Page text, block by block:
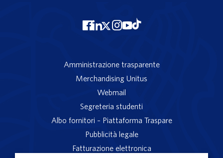
Amministrazione trasparente
Merchandising Unitus
Webmail
Segreteria studenti
Albo fornitori – Piattaforma Traspare
Pubblicità legale
Fatturazione elettronica